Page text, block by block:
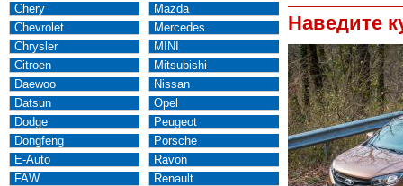
Chery
Chevrolet
Chrysler
Citroen
Daewoo
Datsun
Dodge
Dongfeng
E-Auto
FAW
Mazda
Mercedes
MINI
Mitsubishi
Nissan
Opel
Peugeot
Porsche
Ravon
Renault
Наведите